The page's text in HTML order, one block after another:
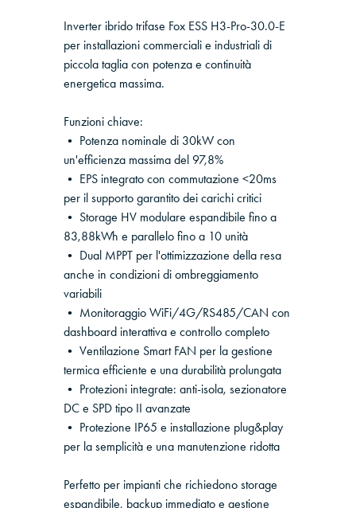
Inverter ibrido trifase Fox ESS H3-Pro-30.0-E
per installazioni commerciali e industriali di
piccola taglia con potenza e continuità
energetica massima.
Funzioni chiave:
• Potenza nominale di 30kW con
un'efficienza massima del 97,8%
• EPS integrato con commutazione <20ms
per il supporto garantito dei carichi critici
• Storage HV modulare espandibile fino a
83,88kWh e parallelo fino a 10 unità
• Dual MPPT per l'ottimizzazione della resa
anche in condizioni di ombreggiamento
variabili
• Monitoraggio WiFi/4G/RS485/CAN con
dashboard interattiva e controllo completo
• Ventilazione Smart FAN per la gestione
termica efficiente e una durabilità prolungata
• Protezioni integrate: anti-isola, sezionatore
DC e SPD tipo II avanzate
• Protezione IP65 e installazione plug&play
per la semplicità e una manutenzione ridotta
Perfetto per impianti che richiedono storage
espandibile, backup immediato e gestione